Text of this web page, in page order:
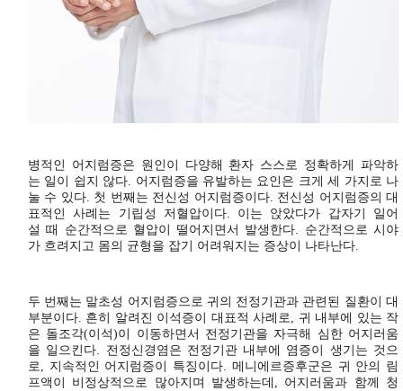
병적인 어지럼증은 원인이 다양해 환자 스스로 정확하게 파악하
는 일이 쉽지 않다. 어지럼증을 유발하는 요인은 크게 세 가지로 나
눌 수 있다. 첫 번째는 전신성 어지럼증이다. 전신성 어지럼증의 대
표적인 사례는 기립성 저혈압이다. 이는 앉았다가 갑자기 일어
설 때 순간적으로 혈압이 떨어지면서 발생한다. 순간적으로 시야
가 흐려지고 몸의 균형을 잡기 어려워지는 증상이 나타난다.
두 번째는 말초성 어지럼증으로 귀의 전정기관과 관련된 질환이 대
부분이다. 흔히 알려진 이석증이 대표적 사례로, 귀 내부에 있는 작
은 돌조각(이석)이 이동하면서 전정기관을 자극해 심한 어지러움
을 일으킨다. 전정신경염은 전정기관 내부에 염증이 생기는 것으
로, 지속적인 어지럼증이 특징이다. 메니에르증후군은 귀 안의 림
프액이 비정상적으로 많아지며 발생하는데, 어지러움과 함께 청